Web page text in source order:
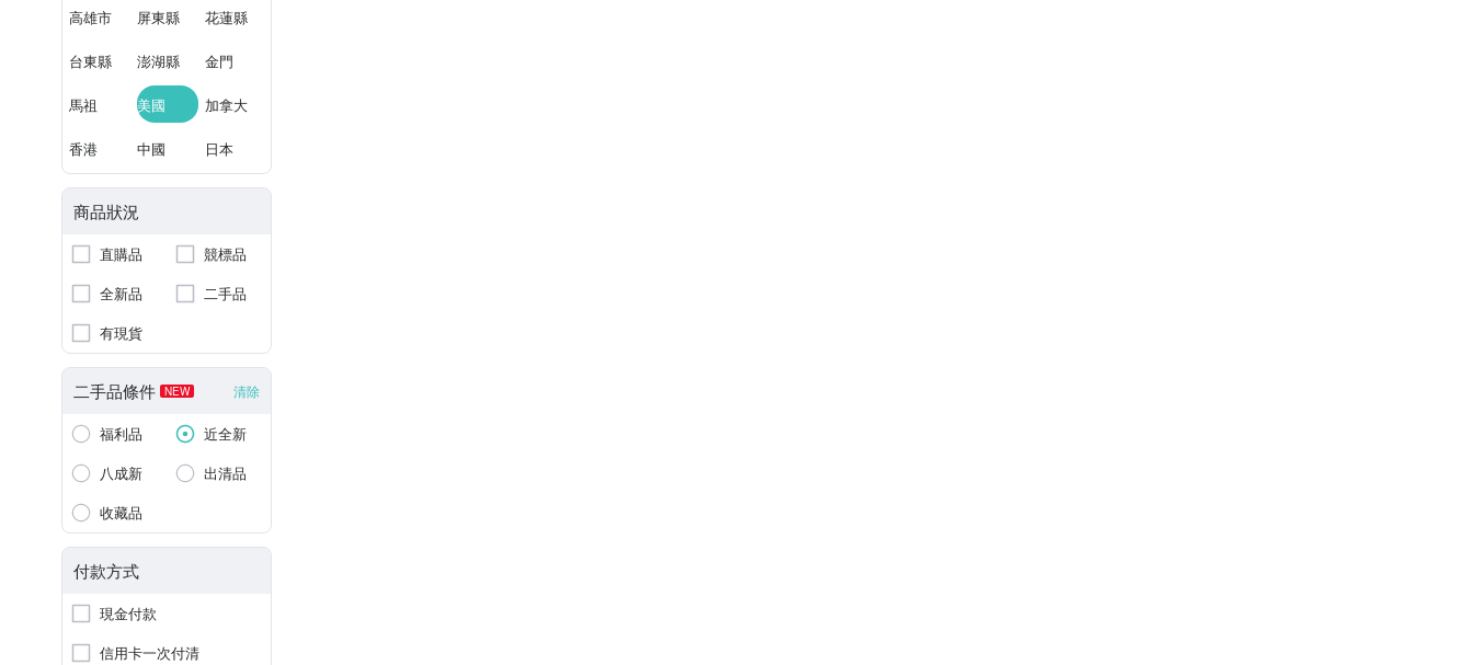
高雄市 屏東縣 花蓮縣
台東縣 澎湖縣 金門
馬祖 美國 加拿大
香港 中國 日本
商品狀況
直購品
競標品
全新品
二手品
有現貨
二手品條件 NEW 清除
福利品
近全新
八成新
出清品
收藏品
付款方式
現金付款
信用卡一次付清